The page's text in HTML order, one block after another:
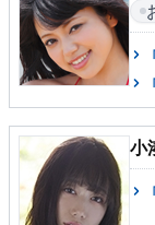
▶制作中
▶発売年月日
小